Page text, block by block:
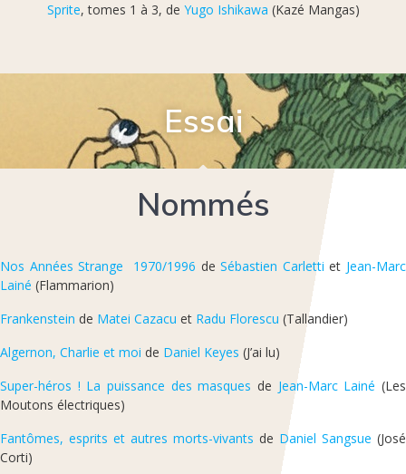
Sprite, tomes 1 à 3, de Yugo Ishikawa (Kazé Mangas)
Essai
Nommés
Nos Années Strange  1970/1996 deSébastien Carletti et Jean-Marc
Lainé (Flammarion)
Frankenstein de Matei Cazacu et Radu Florescu (Tallandier)
Algernon, Charlie et moi de Daniel Keyes (J’ai lu)
Super-héros ! La puissance des masques de Jean-Marc Lainé (Les
Moutons électriques)
Fantômes, esprits et autres morts-vivants de Daniel Sangsue (José
Corti)